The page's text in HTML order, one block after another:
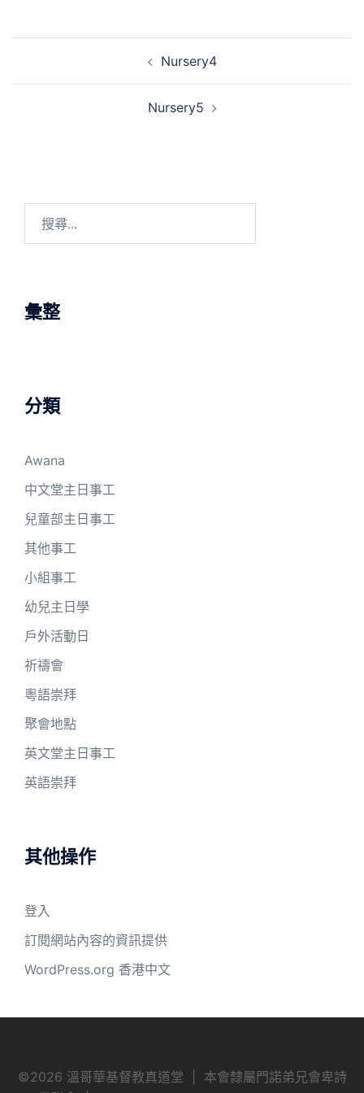
Nursery4
Nursery5
彙整
分類
Awana
中文堂主日事工
兒童部主日事工
其他事工
小組事工
幼兒主日學
戶外活動日
祈禱會
粵語崇拜
聚會地點
英文堂主日事工
英語崇拜
其他操作
登入
訂閱網站內容的資訊提供
WordPress.org 香港中文
©2026 溫哥華基督教真道堂 | 本會隸屬門諾弟兄會卑詩